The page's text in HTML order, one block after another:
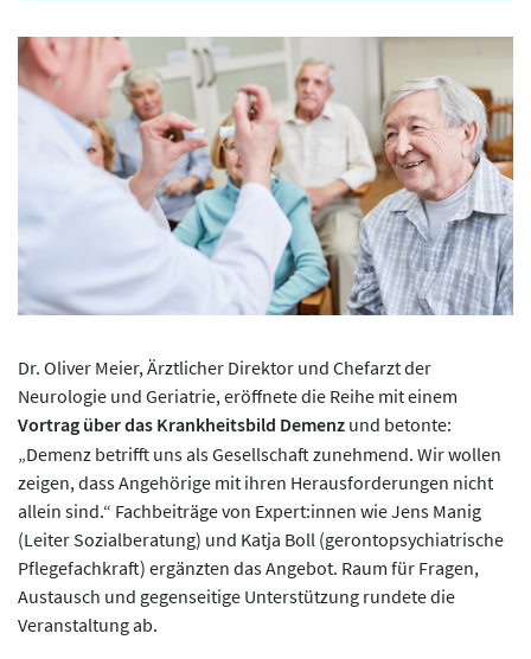
Dr. Oliver Meier, Ärztlicher Direktor und Chefarzt der
Neurologie und Geriatrie, eröffnete die Reihe mit einem
Vortrag über das Krankheitsbild Demenz und betonte:
„Demenz betrifft uns als Gesellschaft zunehmend. Wir wollen
zeigen, dass Angehörige mit ihren Herausforderungen nicht
allein sind.“ Fachbeiträge von Expert:innen wie Jens Manig
(Leiter Sozialberatung) und Katja Boll (gerontopsychiatrische
Pflegefachkraft) ergänzten das Angebot. Raum für Fragen,
Austausch und gegenseitige Unterstützung rundete die
Veranstaltung ab.